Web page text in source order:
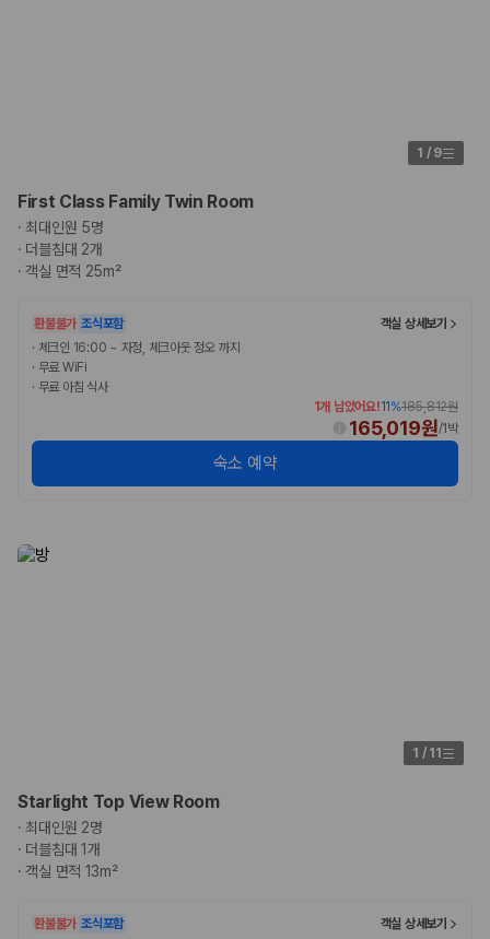
1 / 9
First Class Family Twin Room
· 최대인원 5명
· 더블침대 2개
·객실 면적 25m²
환불불가 조식포함
객실 상세보기
· 체크인 16:00 ~ 자정, 체크아웃 정오 까지
· 무료 WiFi
· 무료 아침 식사
1개 남았어요!11 %185,812원
165,019원/1박
숙소 예약
1 / 11
Starlight Top View Room
· 최대인원 2명
· 더블침대 1개
·객실 면적 13m²
환불불가 조식포함
객실 상세보기